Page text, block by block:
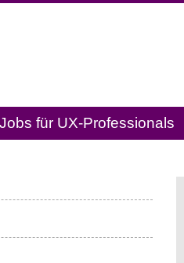
Praxistipps
Jobs für UX-Professionals